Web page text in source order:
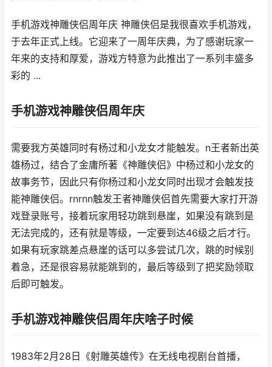
手机游戏神雕侠侣周年庆 神雕侠侣是我很喜欢手机游戏，
于去年正式上线。它迎来了一周年庆典，为了感谢玩家一
年来的支持和厚爱，游戏方特意为此推出了一系列丰盛多
彩的 ...
手机游戏神雕侠侣周年庆
需要我方英雄同时有杨过和小龙女才能触发。n王者新出英
雄杨过，结合了金庸所著《神雕侠侣》中杨过和小龙女的
故事务节，因此只有你杨过和小龙女同时出现才会触发技
能神雕侠侣。rnrnn触发王者神雕侠侣首先需要大家打开游
戏登录账号，接着玩家用轻功跳到悬崖，如果没有跳到是
无法完成的，还有就是等级，一定要到达46级之后才行。
如果有玩家跳差点悬崖的话可以多尝试几次，跳的时候别
着急，还是很容易就能跳到的，最后等级到了把奖励领取
后即可触发。
手机游戏神雕侠侣周年庆啥子时候
1983年2月28日《射雕英雄传》在无线电视剧台首播，